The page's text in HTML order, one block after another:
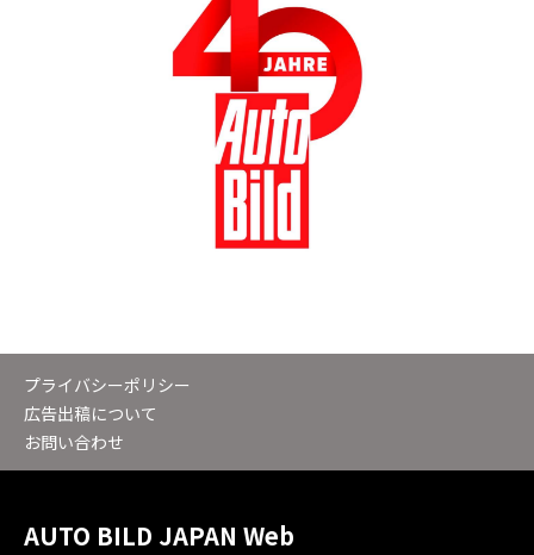
プライバシーポリシー
広告出稿について
お問い合わせ
AUTO BILD JAPAN Web